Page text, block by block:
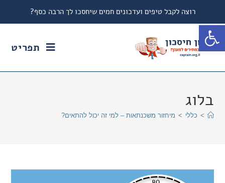
רוצה לקבל טיפים ועדכונים חמים שיחסכו לך הרבה כסף?
תפריט
בלוג
> כללי > מיחזור משכנתאות – למי זה יכול להתאים?
פתח סרגל נגישות